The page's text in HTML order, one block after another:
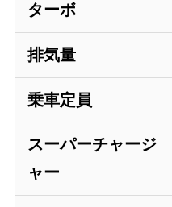
ターボ
排気量
乗車定員
スーパーチャージ
ャー